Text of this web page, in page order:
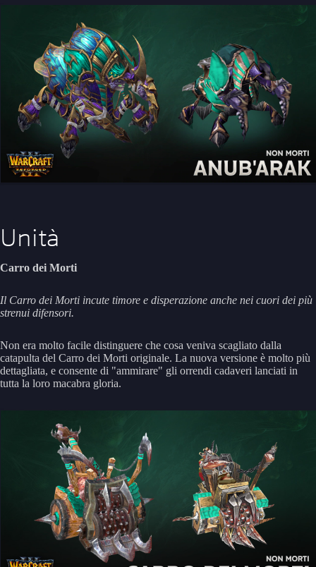
Unità
Carro dei Morti
Il Carro dei Morti incute timore e disperazione anche nei cuori dei più
strenui difensori.
Non era molto facile distinguere che cosa veniva scagliato dalla
catapulta del Carro dei Morti originale. La nuova versione è molto più
dettagliata, e consente di "ammirare" gli orrendi cadaveri lanciati in
tutta la loro macabra gloria.